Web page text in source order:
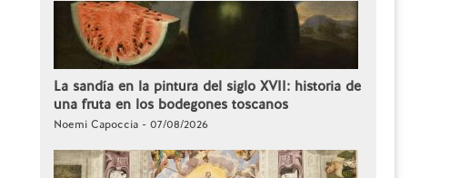
La sandía en la pintura del siglo XVII: historia de
una fruta en los bodegones toscanos
Noemi Capoccia - 07/08/2026